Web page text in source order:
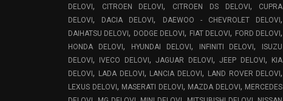
DELOVI , CITROEN DELOVI, CITROEN DS DELOVI ,
CUPRA
DELOVI , DACIA DELOVI, DAEWOO - CHEVROLET DELOVI,
DAIHATSU DELOVI, DODGE DELOVI, FIAT DELOVI, FORD DELOVI,
HONDA DELOVI , HYUNDAI DELOVI , INFINITI DELOVI,
ISUZU
DELOVI , IVECO DELOVI ,JAGUAR DELOVI ,JEEP DELOVI ,
KIA
DELOVI , LADA DELOVI , LANCIA DELOVI, LAND ROVER DELOVI,
LEXUS DELOVI , MASERATI DELOVI , MAZDA DELOVI , MERCEDES